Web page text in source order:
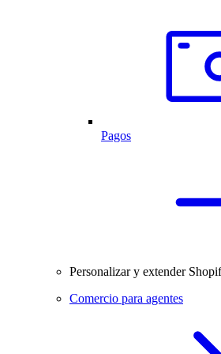
Pagos
Personalizar y extender
Comercio para agentes